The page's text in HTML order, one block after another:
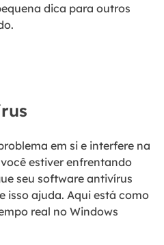
dica para outros
em si e interfere na
estiver enfrentando
seu software antivírus
isso ajuda. Aqui está como
real no Windows